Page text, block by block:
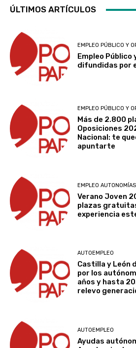
ÚLTIMOS ARTÍCULOS
EMPLEO PÚBLICO Y
Empleo Público
difundidas por
EMPLEO PÚBLICO Y
Más de 2.800
Oposiciones
Nacional: te
apuntarte
EMPLEO AUTONOMÍAS
Verano Joven
plazas
experiencia
AUTOEMPLEO
Castilla y León
por los
años y hasta
relevo
AUTOEMPLEO
Ayudas